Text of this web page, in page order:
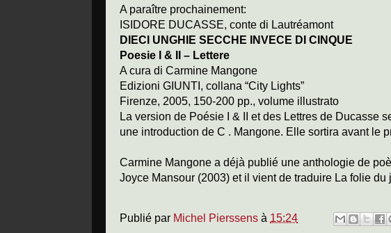
A paraître prochainement:
ISIDORE DUCASSE, conte di Lautréamont
DIECI UNGHIE SECCHE INVECE DI CINQUE
Poesie I & II – Lettere
A cura di Carmine Mangone
Edizioni GIUNTI, collana “City Lights”
Firenze, 2005, 150-200 pp., volume illustrato
La version de Poésie I & II et des Lettres de Ducasse
une introduction de C . Mangone. Elle sortira avant le
Carmine Mangone a déjà publié une anthologie de
Joyce Mansour (2003) et il vient de traduire La folie
Publié par Michel Pierssens à 15:24